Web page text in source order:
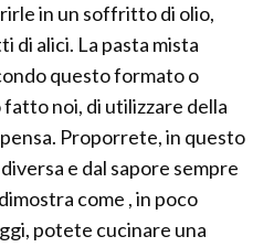
in un soffritto di olio,
di alici. La pasta mista
questo formato o
noi, di utilizzare della
Proporrete, in questo
e dal sapore sempre
come , in poco
potete cucinare una